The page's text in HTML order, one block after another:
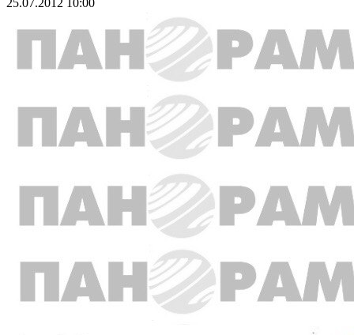
25.07.2012 10:00